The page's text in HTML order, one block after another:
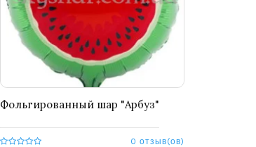
Фольгированный шар "Арбуз"
0 отзыв(ов)